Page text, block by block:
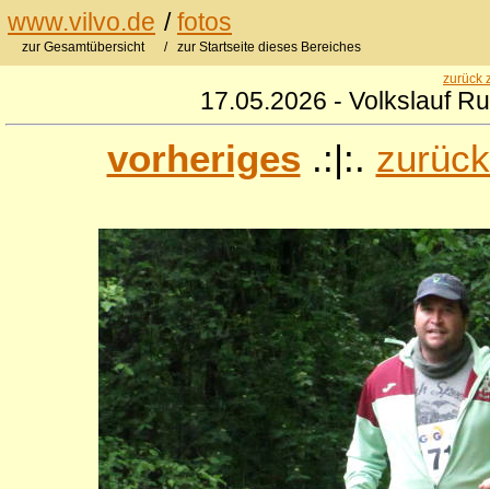
www.vilvo.de /fotos
zur Gesamtübersicht / zur Startseite dieses Bereiches
zurück
17.05.2026 - Volkslauf
vorheriges .:|:.